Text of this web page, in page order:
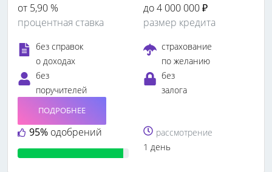
от 5,90 %
процентная ставка
до 4 000 000 ₽
размер кредита
без справок
о доходах
страхование
по желанию
без
поручителей
без
залога
95% одобрений
ПОДРОБНЕЕ
рассмотрение
1 день